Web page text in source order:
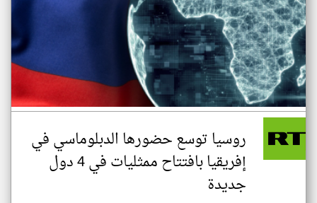
روسيا توسع حضورها الدبلوماسي في
إفريقيا بافتتاح ممثليات في 4 دول
جديدة